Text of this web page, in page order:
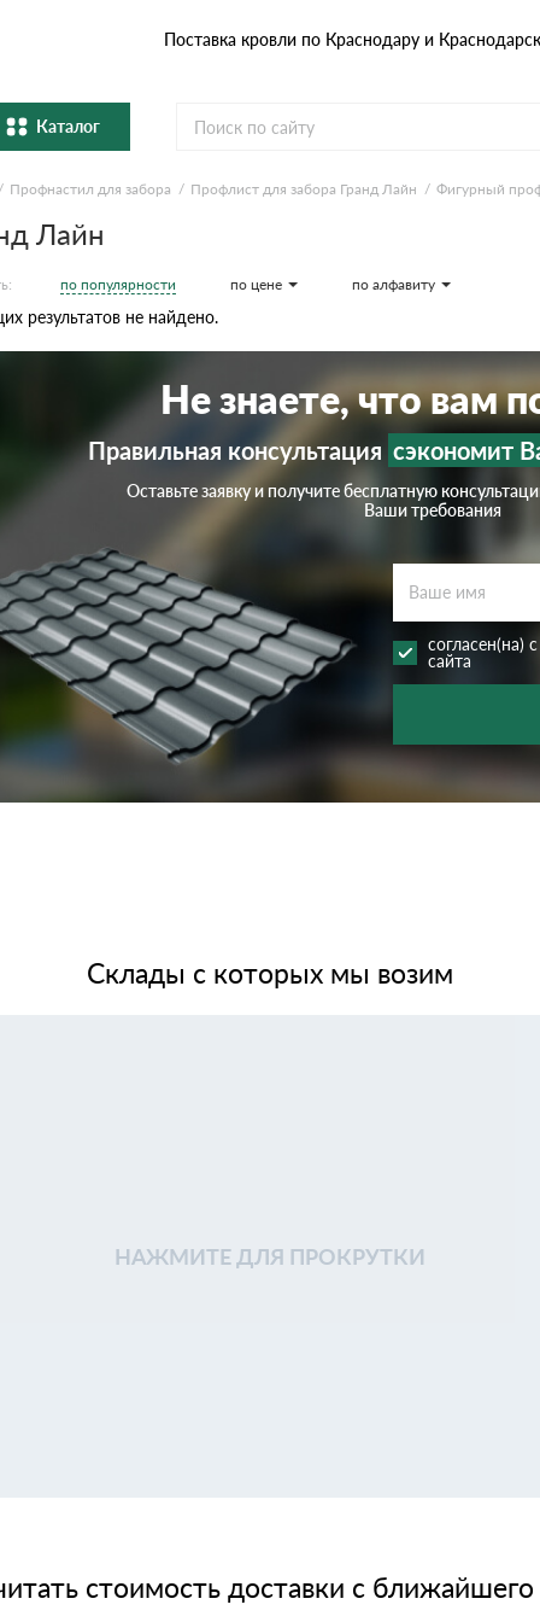
Поставка кровли по Краснодару и
Каталог
Металлочерепица
Профнастил и штакетник
Комплектующие
Шифер для грядок
Профнастил для забора Профлист для забора Гранд Лайн Фигурный
Лайн
по популярности по цене по алфавиту
результатов не найдено.
Не знаете, что вам
Правильная консультация сэкономит
Оставьте заявку и получите бесплатную
Ваши требования
согласен(на) с
сайта
Склады с которых мы возим
НАЖМИТЕ ДЛЯ ПРОКРУТКИ
стоимость доставки с ближайшего